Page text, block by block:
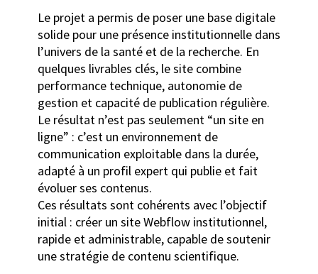
Le projet a permis de poser une base digitale
solide pour une présence institutionnelle dans
l’univers de la santé et de la recherche. En
quelques livrables clés, le site combine
performance technique, autonomie de
gestion et capacité de publication régulière.
Le résultat n’est pas seulement “un site en
ligne” : c’est un environnement de
communication exploitable dans la durée,
adapté à un profil expert qui publie et fait
évoluer ses contenus.
Ces résultats sont cohérents avec l’objectif
initial : créer un site Webflow institutionnel,
rapide et administrable, capable de soutenir
une stratégie de contenu scientifique.